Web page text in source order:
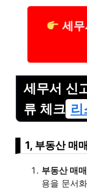
세
세무서 신
류 체크 리
1, 부동산 매
부동산 매
용을 문서